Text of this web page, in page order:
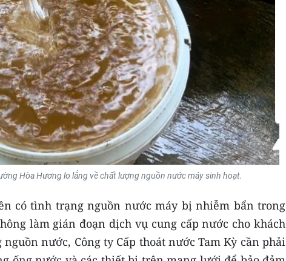
Hòa Hương lo lắng về chất lượng nguồn nước máy sinh hoạt.
có tình trạng nguồn nước máy bị nhiễm bẩn trong
làm gián đoạn dịch vụ cung cấp nước cho khách
nước, Công ty Cấp thoát nước Tam Kỳ cần phải